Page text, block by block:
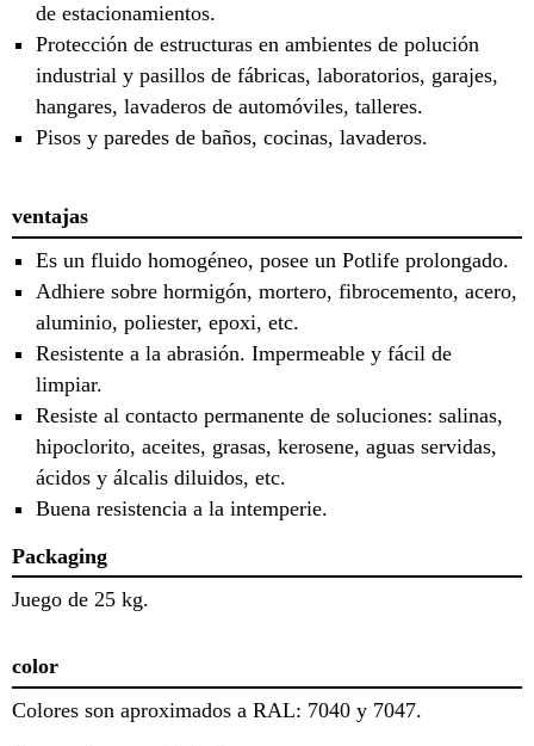
de estacionamientos.
Protección de estructuras en ambientes de polución
industrial y pasillos de fábricas, laboratorios, garajes,
hangares, lavaderos de automóviles, talleres.
Pisos y paredes de baños, cocinas, lavaderos.
ventajas
Es un fluido homogéneo, posee un Potlife prolongado.
Adhiere sobre hormigón, mortero, fibrocemento, acero,
aluminio, poliester, epoxi, etc.
Resistente a la abrasión. Impermeable y fácil de
limpiar.
Resiste al contacto permanente de soluciones: salinas,
hipoclorito, aceites, grasas, kerosene, aguas servidas,
ácidos y álcalis diluidos, etc.
Buena resistencia a la intemperie.
Packaging
Juego de 25 kg.
color
Colores son aproximados a RAL: 7040 y 7047.